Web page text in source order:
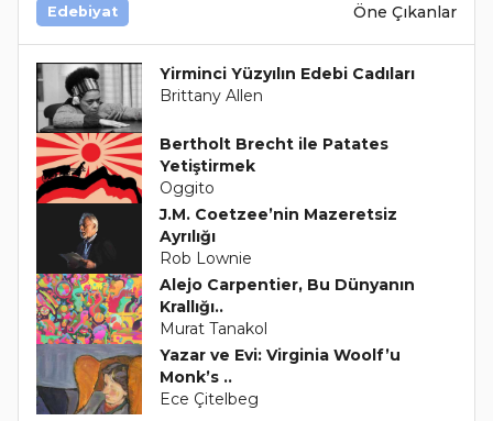
Edebiyat Öne Çıkanlar
Yirminci Yüzyılın Edebi Cadıları
Brittany Allen
Bertholt Brecht ile Patates
Yetiştirmek
Oggito
J.M. Coetzee’nin Mazeretsiz
Ayrılığı
Rob Lownie
Alejo Carpentier, Bu Dünyanın
Krallığı..
Murat Tanakol
Yazar ve Evi: Virginia Woolf’u
Monk’s ..
Ece Çitelbeg